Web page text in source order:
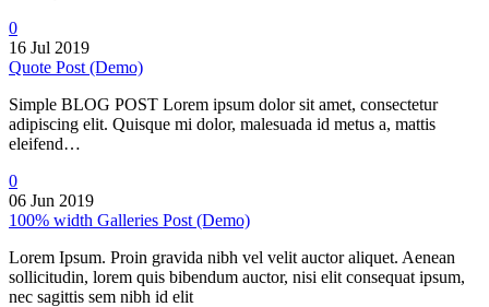
0
16 Jul 2019
Quote Post (Demo)
Simple BLOG POST Lorem ipsum dolor sit amet, consectetur
adipiscing elit. Quisque mi dolor, malesuada id metus a, mattis
eleifend…
0
06 Jun 2019
100% width Galleries Post (Demo)
Lorem Ipsum. Proin gravida nibh vel velit auctor aliquet. Aenean
sollicitudin, lorem quis bibendum auctor, nisi elit consequat ipsum,
nec sagittis sem nibh id elit